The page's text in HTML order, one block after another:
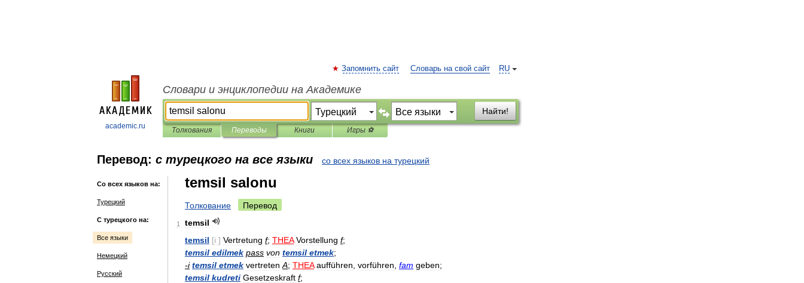
academic.ru
RU
Запомнить сайт Словарь на свой сайт
Словари и энциклопедии на Академике
Найти!
Толкования Переводы Книги Игры ⚽
Перевод: с турецкого на все языки со всех языков на турецкий
Со всех языков на:
Турецкий
С турецкого на:
Все языки
Немецкий
Русский
temsil salonu
Толкование Перевод
1
temsil
temsil [iː] Vertretung f; THEA Vorstellung f;
temsil edilmek pass von temsil etmek;
-i temsil etmek vertreten A; THEA aufführen vorführen fam geben;
temsil kudreti Gesetzeskraft f;